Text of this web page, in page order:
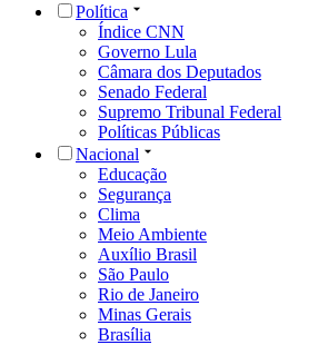
Política
Índice CNN
Governo Lula
Câmara dos Deputados
Senado Federal
Supremo Tribunal Federal
Políticas Públicas
Nacional
Educação
Segurança
Clima
Meio Ambiente
Auxílio Brasil
São Paulo
Rio de Janeiro
Minas Gerais
Brasília